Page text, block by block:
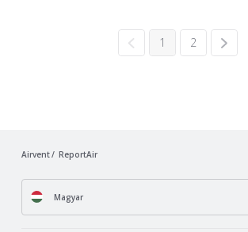
1 2
Airvent ReportAir
Magyar